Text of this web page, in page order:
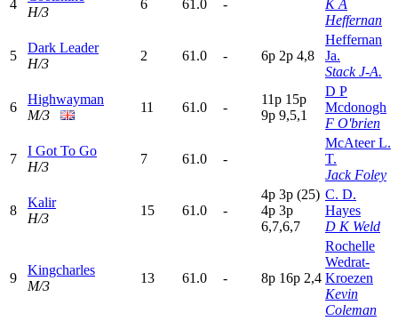
4
H/3
6 61.0 -
K A
Heffernan
5
Dark Leader
H/3
2 61.0 - 6p 2p 4,8
Heffernan
Ja.
Stack J-A.
6
Highwayman
M/3
11 61.0 -
11p 15p
9p 9,5,1
D P
Mcdonogh
F O'brien
7
I Got To Go
H/3
7 61.0 -
McAteer L.
T.
Jack Foley
8
Kalir
H/3
15 61.0 -
4p 3p (25)
4p 3p
6,7,6,7
C. D.
Hayes
D K Weld
9
Kingcharles
M/3
13 61.0 - 8p 16p 2,4
Rochelle
Wedrat-
Kroezen
Kevin
Coleman